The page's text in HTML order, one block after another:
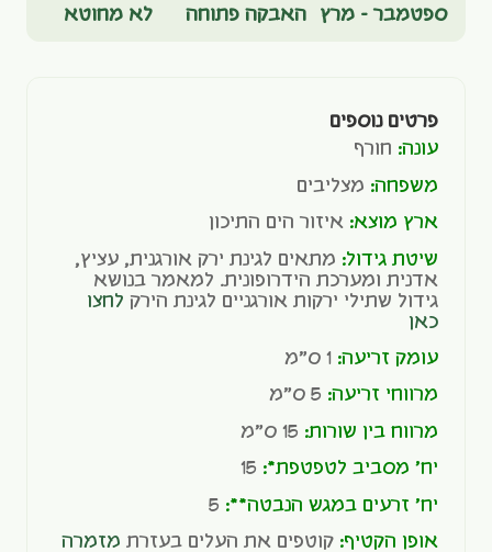
ספטמבר - מרץ
האבקה פתוחה
לא מחוטא
פרטים נוספים
עונה: חורף
משפחה: מצליבים
ארץ מוצא: איזור הים התיכון
שיטת גידול: מתאים לגינת ירק אורגנית, עציץ,
אדנית ומערכת הידרופונית. למאמר בנושא
גידול שתילי ירקות אורגניים לגינת הירק לחצו
כאן
עומק זריעה:
מרווחי זריעה:
מרווח בין שורות:
יח' מסביב לטפטפת*: 15
יח' זרעים במגש הנבטה**:
אופן הקטיף: קוטפים את העלים בעזרת מזמרה